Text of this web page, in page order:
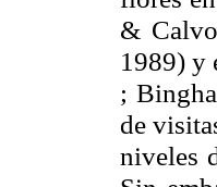
&
1989) y
;
de
niveles